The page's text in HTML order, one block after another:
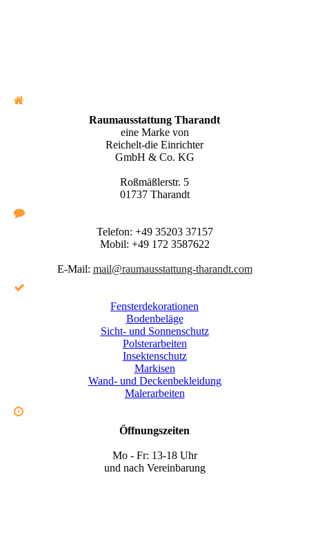
Raumausstattung Tharandt
eine Marke von
Reichelt-die Einrichter
GmbH & Co. KG
Roßmäßlerstr. 5
01737 Tharandt
Telefon: +49 35203 37157
Mobil: +49 172 3587622
E-Mail: mail@raumausstattung-tharandt.com
Fensterdekorationen
Bodenbeläge
Sicht- und Sonnenschutz
Polsterarbeiten
Insektenschutz
Markisen
Wand- und Deckenbekleidung
Malerarbeiten
Öffnungszeiten
Mo - Fr: 13-18 Uhr
und nach Vereinbarung